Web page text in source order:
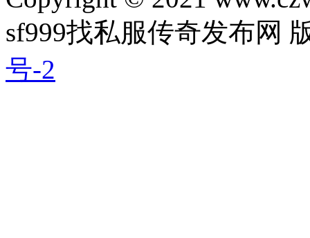
sf999找私服传奇发布网
号-2